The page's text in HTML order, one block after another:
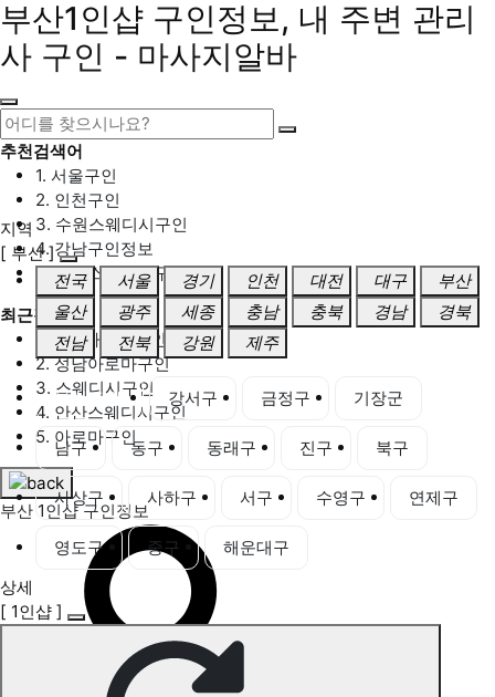
부산1인샵 구인정보, 내 주변 관리
사 구인 - 마사지알바
추천검색어
1. 서울구인
2. 인천구인
3. 수원스웨디시구인
4. 강남구인정보
5. 동탄스웨디시구인
최근검색어
1. 일산마사지구인
2. 성남아로마구인
3. 스웨디시구인
4. 안산스웨디시구인
5. 아로마구인
부산 1인샵 구인정보
지역
[ 부산 ]
전국
서울 경기 인천 대전 대구
부산
울산
광주 세종 충남 충북 경남
경북
전남
전북 강원 제주
부산 전체 강서구 금정구 기장군
남구 동구 동래구 진구 북구
사상구 사하구 서구 수영구 연제구
영도구 중구
해운대구
상세
[ 1인샵 ]